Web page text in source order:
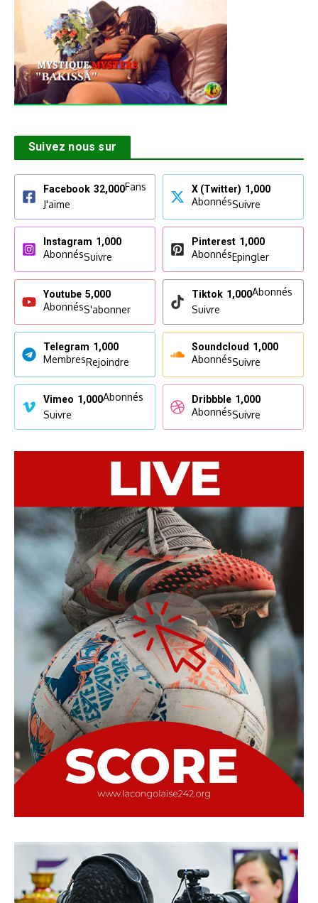
Suivez nous sur
Facebook 32,000Fans
J'aime
X (Twitter) 1,000
AbonnésSuivre
Instagram 1,000
AbonnésSuivre
Pinterest 1,000
AbonnésEpingler
Youtube 5,000
AbonnésS'abonner
Tiktok 1,000Abonnés
Suivre
Telegram 1,000
MembresRejoindre
Soundcloud 1,000
AbonnésSuivre
Vimeo 1,000Abonnés
Suivre
Dribbble 1,000
AbonnésSuivre